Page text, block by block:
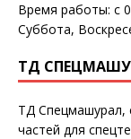
Время работы: с
Суббота,
ТД
ТД Спецмашурал,
частей для